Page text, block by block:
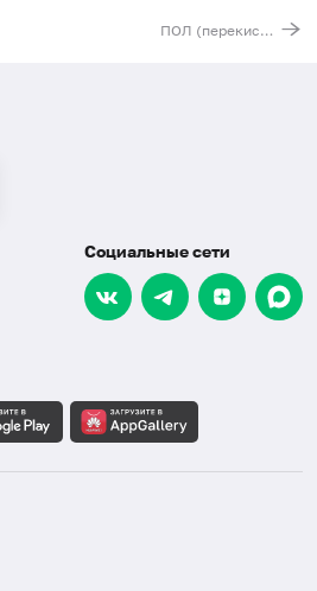
ПОЛ (перекисное окисление липидов)
Социальные сети